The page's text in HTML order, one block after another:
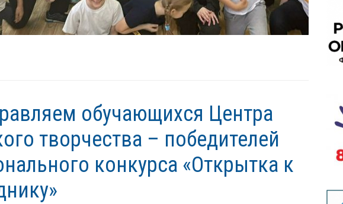
обучающихся Центра
творчества – победителей
конкурса «Открытка к